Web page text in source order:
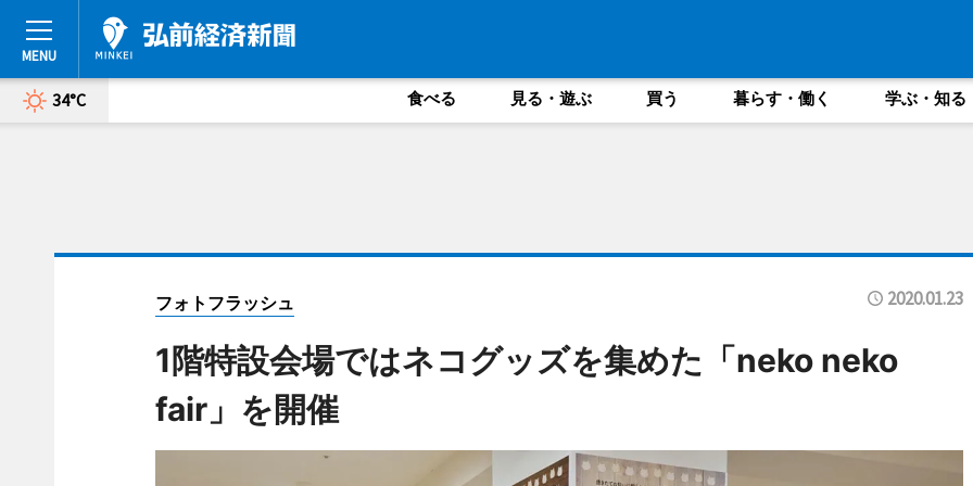
34°C 食べる 見る・遊ぶ 買う 暮らす・働く 学ぶ・知る
フォトフラッシュ 2020.01.23
1階特設会場ではネコグッズを集めた「neko neko
fair」を開催